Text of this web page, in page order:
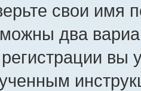
свои имя
два
вы